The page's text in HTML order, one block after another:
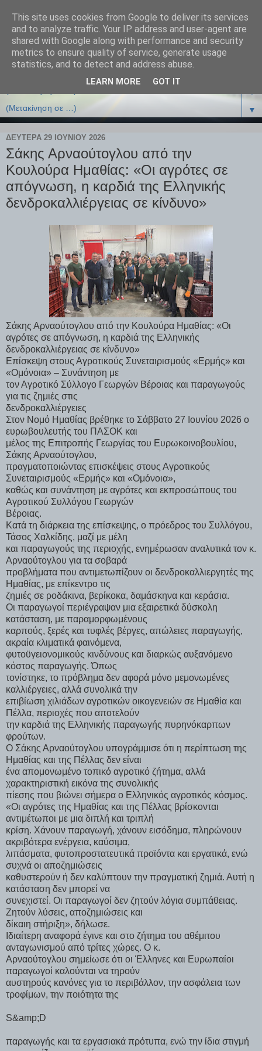
▼
▼
ΔΕΥΤΈΡΑ 29 ΙΟΥΝΊΟΥ 2026
Σάκης Αρναούτογλου από την
Κουλούρα Ημαθίας: «Οι αγρότες σε
απόγνωση, η καρδιά της Ελληνικής
δενδροκαλλιέργειας σε κίνδυνο»
Σάκης Αρναούτογλου από την Κουλούρα Ημαθίας: «Οι
αγρότες σε απόγνωση, η καρδιά της Ελληνικής
δενδροκαλλιέργειας σε κίνδυνο»
Επίσκεψη στους Αγροτικούς Συνεταιρισμούς «Ερμής» και
«Ομόνοια» – Συνάντηση με
τον Αγροτικό Σύλλογο Γεωργών Βέροιας και παραγωγούς
για τις ζημιές στις
δενδροκαλλιέργειες
Στον Νομό Ημαθίας βρέθηκε το Σάββατο 27 Ιουνίου 2026 ο
ευρωβουλευτής του ΠΑΣΟΚ και
μέλος της Επιτροπής Γεωργίας του Ευρωκοινοβουλίου,
Σάκης Αρναούτογλου,
πραγματοποιώντας επισκέψεις στους Αγροτικούς
Συνεταιρισμούς «Ερμής» και «Ομόνοια»,
καθώς και συνάντηση με αγρότες και εκπροσώπους του
Αγροτικού Συλλόγου Γεωργών
Βέροιας.
Κατά τη διάρκεια της επίσκεψης, ο πρόεδρος του Συλλόγου,
Τάσος Χαλκίδης, μαζί με μέλη
και παραγωγούς της περιοχής, ενημέρωσαν αναλυτικά τον κ.
Αρναούτογλου για τα σοβαρά
προβλήματα που αντιμετωπίζουν οι δενδροκαλλιεργητές της
Ημαθίας, με επίκεντρο τις
ζημιές σε ροδάκινα, βερίκοκα, δαμάσκηνα και κεράσια.
Οι παραγωγοί περιέγραψαν μια εξαιρετικά δύσκολη
κατάσταση, με παραμορφωμένους
καρπούς, ξερές και τυφλές βέργες, απώλειες παραγωγής,
ακραία κλιματικά φαινόμενα,
φυτοϋγειονομικούς κινδύνους και διαρκώς αυξανόμενο
κόστος παραγωγής. Όπως
τονίστηκε, το πρόβλημα δεν αφορά μόνο μεμονωμένες
καλλιέργειες, αλλά συνολικά την
επιβίωση χιλιάδων αγροτικών οικογενειών σε Ημαθία και
Πέλλα, περιοχές που αποτελούν
την καρδιά της Ελληνικής παραγωγής πυρηνόκαρπων
φρούτων.
Ο Σάκης Αρναούτογλου υπογράμμισε ότι η περίπτωση της
Ημαθίας και της Πέλλας δεν είναι
ένα απομονωμένο τοπικό αγροτικό ζήτημα, αλλά
χαρακτηριστική εικόνα της συνολικής
πίεσης που βιώνει σήμερα ο Ελληνικός αγροτικός κόσμος.
«Οι αγρότες της Ημαθίας και της Πέλλας βρίσκονται
αντιμέτωποι με μια διπλή και τριπλή
κρίση. Χάνουν παραγωγή, χάνουν εισόδημα, πληρώνουν
ακριβότερα ενέργεια, καύσιμα,
λιπάσματα, φυτοπροστατευτικά προϊόντα και εργατικά, ενώ
συχνά οι αποζημιώσεις
καθυστερούν ή δεν καλύπτουν την πραγματική ζημιά. Αυτή η
κατάσταση δεν μπορεί να
συνεχιστεί. Οι παραγωγοί δεν ζητούν λόγια συμπάθειας.
Ζητούν λύσεις, αποζημιώσεις και
δίκαιη στήριξη», δήλωσε.
Ιδιαίτερη αναφορά έγινε και στο ζήτημα του αθέμιτου
ανταγωνισμού από τρίτες χώρες. Ο κ.
Αρναούτογλου σημείωσε ότι οι Έλληνες και Ευρωπαίοι
παραγωγοί καλούνται να τηρούν
αυστηρούς κανόνες για το περιβάλλον, την ασφάλεια των
τροφίμων, την ποιότητα της
S&amp;D
παραγωγής και τα εργασιακά πρότυπα, ενώ την ίδια στιγμή
This site uses cookies from Google to deliver its services
and to analyze traffic. Your IP address and user-agent are
shared with Google along with performance and security
metrics to ensure quality of service, generate usage
statistics, and to detect and address abuse.
LEARN MORE GOT IT